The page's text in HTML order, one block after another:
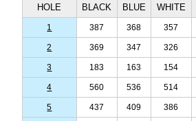
HOLE BLACK BLUE WHITE
1 387 368 357
2 369 347 326
3 183 163 154
4 560 536 514
5 437 409 386